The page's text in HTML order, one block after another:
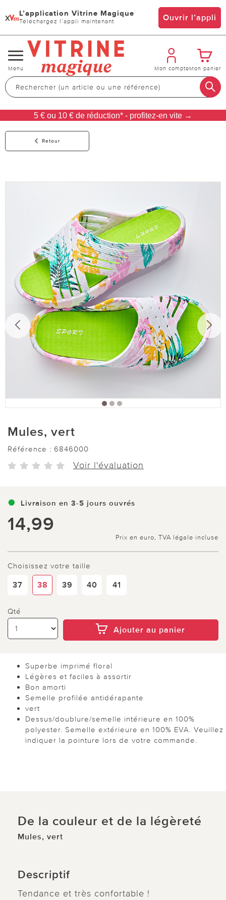
x L’application Vitrine Magique
Téléchargez l’appli maintenant Ouvrir l’appli
Changer
de
navigation
Menu Mon compteMon panier
5 € ou 10 € de réduction* - profitez-en vite →
Retour
Mules, vert
Référence : 6846000
Voir l'évaluation
Livraison en 3-5 jours ouvrés
14,99
Prix en euro, TVA légale incluse
Choisissez votre taille
37 38 39 40 41
Qté
Ajouter au panier
Superbe imprimé floral
Légères et faciles à assortir
Bon amorti
Semelle profilée antidérapante
vert
Dessus/doublure/semelle intérieure en 100%
polyester. Semelle extérieure en 100% EVA. Veuillez
indiquer la pointure lors de votre commande.
De la couleur et de la légèreté
Mules, vert
Descriptif
Tendance et très confortable !